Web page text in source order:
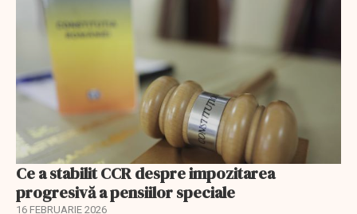
Ce a stabilit CCR despre impozitarea
progresivă a pensiilor speciale
16 FEBRUARIE 2026